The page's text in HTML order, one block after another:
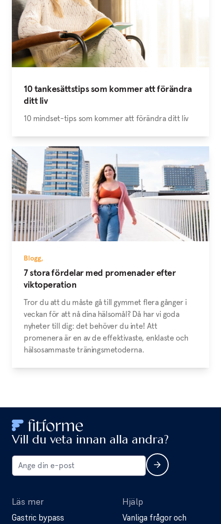
10 tankesättstips som kommer att förändra
ditt liv
10 mindset-tips som kommer att förändra ditt liv
Blogg,
7 stora fördelar med promenader efter
viktoperation
Tror du att du måste gå till gymmet flera gånger i
veckan för att nå dina hälsomål? Då har vi goda
nyheter till dig: det behöver du inte! Att
promenera är en av de effektivaste, enklaste och
hälsosammaste träningsmetoderna.
Vill du veta innan alla andra?
Läs mer
Gastric bypass
Hjälp
Vanliga frågor och